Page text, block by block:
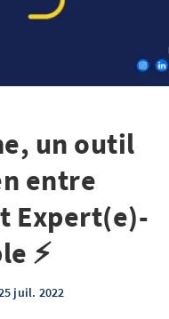
un outil
entre
Expert(e)-
⚡
juil. 2022